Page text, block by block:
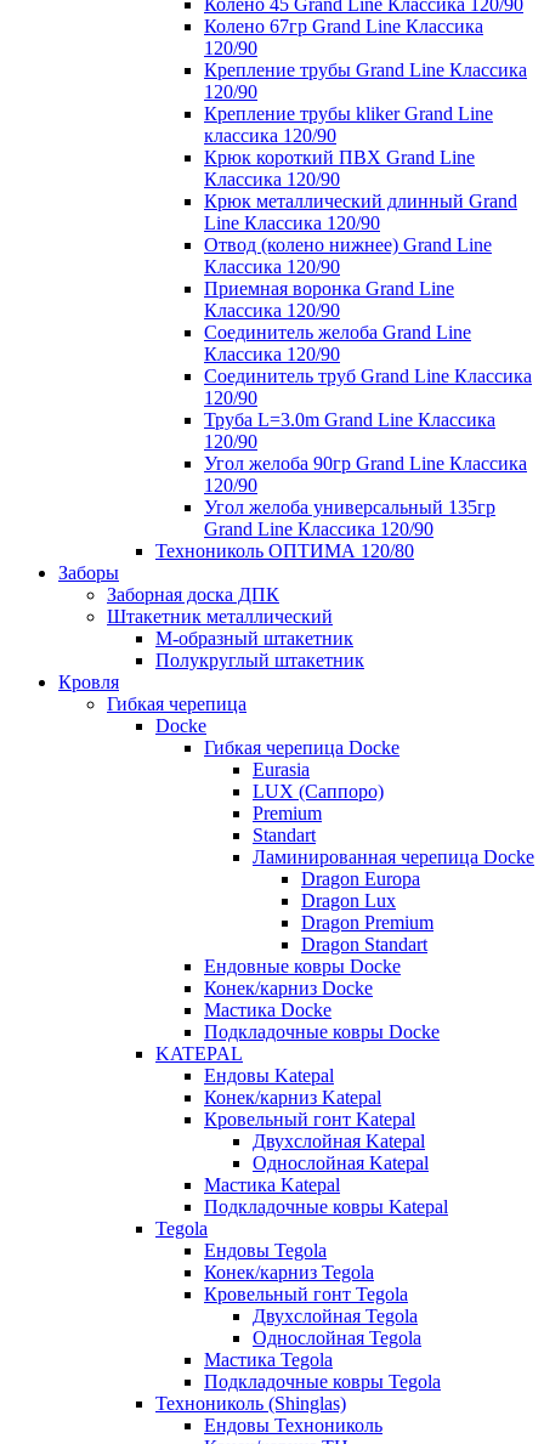
Колено 45 Grand Line Классика 120/90
Колено 67гр Grand Line Классика
120/90
Крепление трубы Grand Line Классика
120/90
Крепление трубы kliker Grand Line
классика 120/90
Крюк короткий ПВХ Grand Line
Классика 120/90
Крюк металлический длинный Grand
Line Классика 120/90
Отвод (колено нижнее) Grand Line
Классика 120/90
Приемная воронка Grand Line
Классика 120/90
Соединитель желоба Grand Line
Классика 120/90
Соединитель труб Grand Line Классика
120/90
Труба L=3.0m Grand Line Классика
120/90
Угол желоба 90гр Grand Line Классика
120/90
Угол желоба универсальный 135гр
Grand Line Классика 120/90
Технониколь ОПТИМА 120/80
Заборы
Заборная доска ДПК
Штакетник металлический
М-образный штакетник
Полукруглый штакетник
Кровля
Гибкая черепица
Docke
Гибкая черепица Docke
Eurasia
LUX (Саппоро)
Premium
Standart
Ламинированная черепица Docke
Dragon Europa
Dragon Lux
Dragon Premium
Dragon Standart
Ендовные ковры Docke
Конек/карниз Docke
Мастика Docke
Подкладочные ковры Docke
KATEPAL
Ендовы Katepal
Конек/карниз Katepal
Кровельный гонт Katepal
Двухслойная Katepal
Однослойная Katepal
Мастика Katepal
Подкладочные ковры Katepal
Tegola
Ендовы Tegola
Конек/карниз Tegola
Кровельный гонт Tegola
Двухслойная Tegola
Однослойная Tegola
Мастика Tegola
Подкладочные ковры Tegola
Технониколь (Shinglas)
Ендовы Технониколь